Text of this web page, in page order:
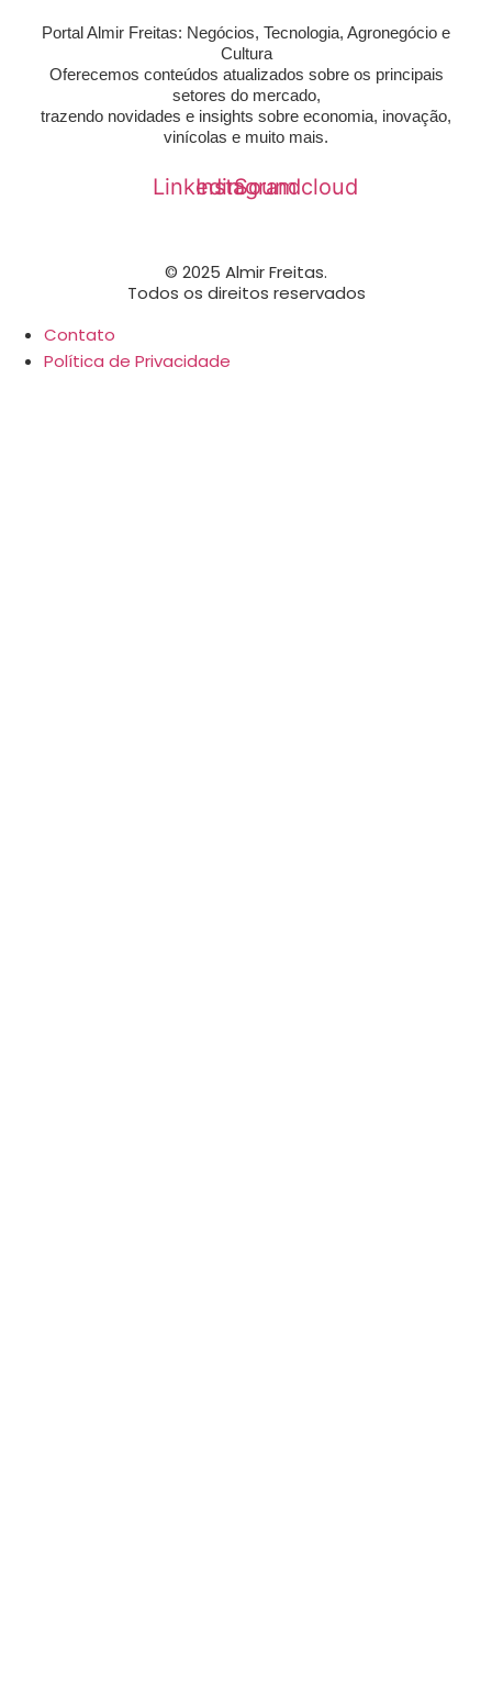
Portal Almir Freitas: Negócios, Tecnologia, Agronegócio e
Cultura
Oferecemos conteúdos atualizados sobre os principais
setores do mercado,
trazendo novidades e insights sobre economia, inovação,
vinícolas e muito mais.
LinkedinInstagram
Soundcloud
© 2025 Almir Freitas.
Todos os direitos reservados
Contato
Política de Privacidade